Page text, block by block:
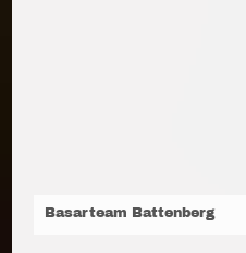
Basarteam Battenberg